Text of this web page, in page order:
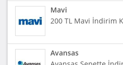
Mavi
200 TL Mavi İndirim
Avansas